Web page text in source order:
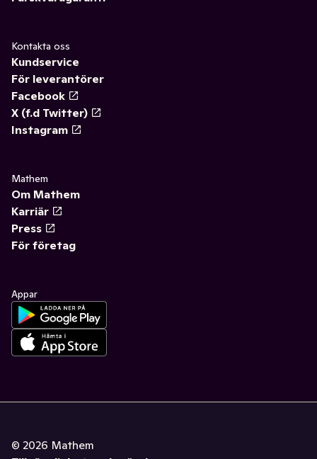
Kontakta oss
Kundservice
För leverantörer
Facebook
X (f.d Twitter)
Instagram
Mathem
Om Mathem
Karriär
Press
För företag
Appar
© 2026 Mathem